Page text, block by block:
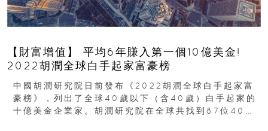
【財富增值】 平均6年賺入第一個10億美金!
2022胡潤全球白手起家富豪榜
中國胡潤研究院日前發布《2022胡潤全球白手起家富
豪榜》，列出了全球40歲以下（含40歲）白手起家的
十億美金企業家。胡潤研究院在全球共找到87位40歲